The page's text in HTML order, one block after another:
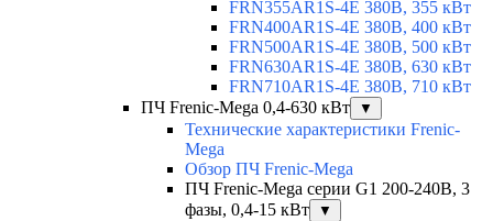
FRN355AR1S-4E 380В, 355 кВт
FRN400AR1S-4E 380В, 400 кВт
FRN500AR1S-4E 380В, 500 кВт
FRN630AR1S-4E 380В, 630 кВт
FRN710AR1S-4E 380В, 710 кВт
ПЧ Frenic-Mega 0,4-630 кВт
▼
Технические характеристики Frenic-
Mega
Обзор ПЧ Frenic-Mega
ПЧ Frenic-Mega серии G1 200-240В, 3
фазы, 0,4-15 кВт
▼